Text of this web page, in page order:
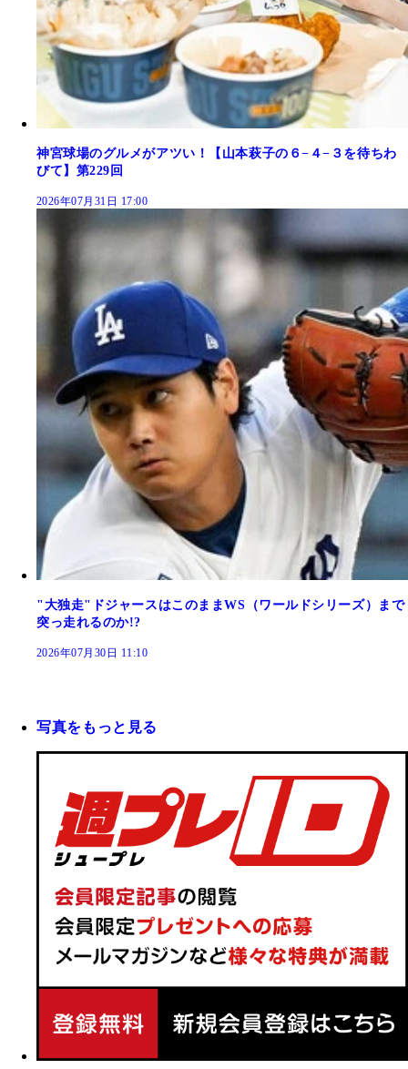
神宮球場のグルメがアツい！【山本萩子の６−４−３を待ちわ
びて】第229回
2026年07月31日 17:00
"大独走"ドジャースはこのままWS（ワールドシリーズ）まで
突っ走れるのか!?
2026年07月30日 11:10
写真をもっと見る